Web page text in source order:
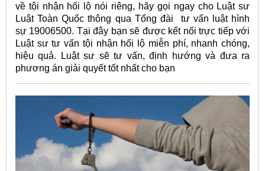
về tội nhận hối lộ nói riêng, hãy gọi ngay cho Luật sư
Luật Toàn Quốc thông qua Tổng đài tư vấn luật hình
sự 19006500. Tại đây bạn sẽ được kết nối trực tiếp với
Luật sư tư vấn tội nhận hối lộ miễn phí, nhanh chóng,
hiệu quả. Luật sư sẽ tư vấn, định hướng và đưa ra
phương án giải quyết tốt nhất cho bạn